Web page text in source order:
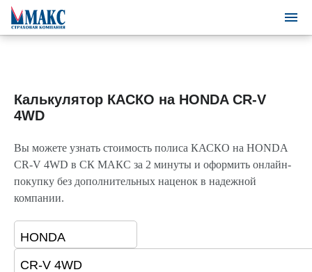
Калькулятор КАСКО на HONDA CR-V
4WD
Вы можете узнать стоимость полиса КАСКО на HONDA
CR-V 4WD в СК МАКС за 2 минуты и оформить онлайн-
покупку без дополнительных наценок в надежной
компании.